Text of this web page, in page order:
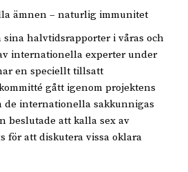
ämnen – naturlig immunitet
halvtidsrapporter i våras och
internationella experter under
en speciellt tillsatt
gått igenom projektens
de internationella sakkunnigas
beslutade att kalla sex av
för att diskutera vissa oklara